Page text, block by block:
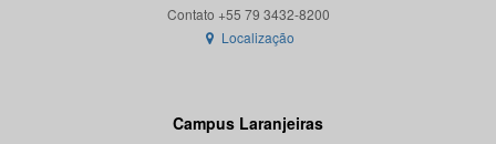
Localização
Campus Laranjeiras